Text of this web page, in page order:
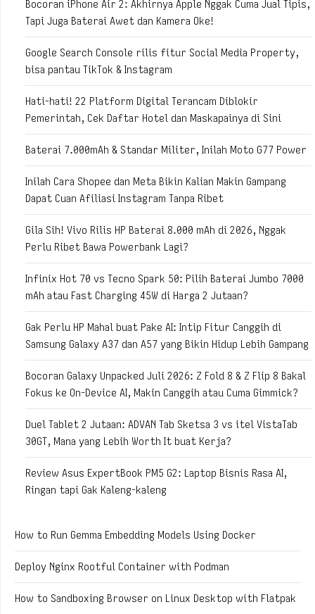
Bocoran iPhone Air 2: Akhirnya Apple Nggak Cuma Jual Tipis,
Tapi Juga Baterai Awet dan Kamera Oke!
Google Search Console rilis fitur Social Media Property,
bisa pantau TikTok & Instagram
Hati-hati! 22 Platform Digital Terancam Diblokir
Pemerintah, Cek Daftar Hotel dan Maskapainya di Sini
Baterai 7.000mAh & Standar Militer, Inilah Moto G77 Power
Inilah Cara Shopee dan Meta Bikin Kalian Makin Gampang
Dapat Cuan Afiliasi Instagram Tanpa Ribet
Gila Sih! Vivo Rilis HP Baterai 8.000 mAh di 2026, Nggak
Perlu Ribet Bawa Powerbank Lagi?
Infinix Hot 70 vs Tecno Spark 50: Pilih Baterai Jumbo 7000
mAh atau Fast Charging 45W di Harga 2 Jutaan?
Gak Perlu HP Mahal buat Pake AI: Intip Fitur Canggih di
Samsung Galaxy A37 dan A57 yang Bikin Hidup Lebih Gampang
Bocoran Galaxy Unpacked Juli 2026: Z Fold 8 & Z Flip 8 Bakal
Fokus ke On-Device AI, Makin Canggih atau Cuma Gimmick?
Duel Tablet 2 Jutaan: ADVAN Tab Sketsa 3 vs itel VistaTab
30GT, Mana yang Lebih Worth It buat Kerja?
Review Asus ExpertBook PM5 G2: Laptop Bisnis Rasa AI,
Ringan tapi Gak Kaleng-kaleng
How to Run Gemma Embedding Models Using Docker
Deploy Nginx Rootful Container with Podman
How to Sandboxing Browser on Linux Desktop with Flatpak